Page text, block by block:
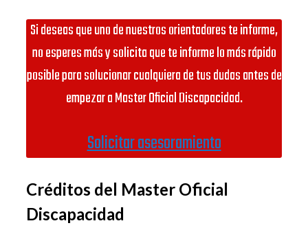
Si deseas que uno de nuestros orientadores te informe,
no esperes más y solicita que te informe lo más rápido
posible para solucionar cualquiera de tus dudas antes de
empezar a Master Oficial Discapacidad.
Solicitar asesoramiento
Créditos del Master Oficial
Discapacidad